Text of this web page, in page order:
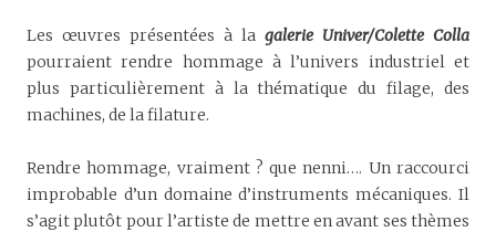
Les œuvres présentées à la galerie Univer/Colette Colla
pourraient rendre hommage à l’univers industriel et
plus particulièrement à la thématique du filage, des
machines, de la filature.
Rendre hommage, vraiment ? que nenni…. Un raccourci
improbable d’un domaine d’instruments mécaniques. Il
s’agit plutôt pour l’artiste de mettre en avant ses thèmes